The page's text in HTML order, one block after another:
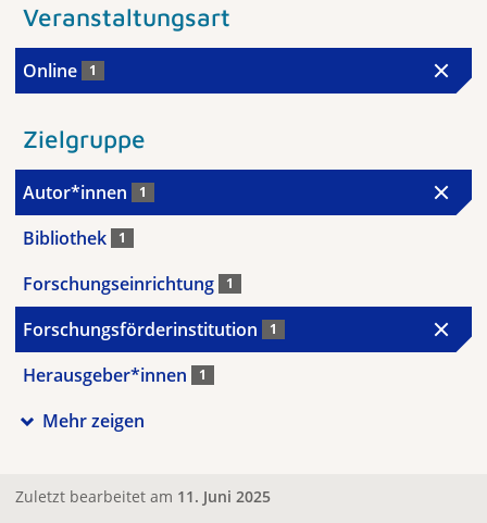
Veranstaltungsart
Online 1
Zielgruppe
Autor*innen 1
Bibliothek 1
Forschungseinrichtung 1
Forschungsförderinstitution 1
Herausgeber*innen 1
Mehr zeigen
Zuletzt bearbeitet am 11. Juni 2025